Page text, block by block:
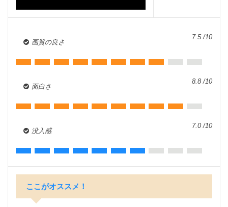
画質の良さ
7.5 /10
面白さ
8.8 /10
没入感
7.0 /10
ここがオススメ！